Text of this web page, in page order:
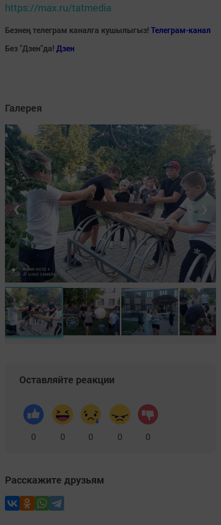
https://max.ru/tatmedia
Безнең телеграм каналга кушылыгыз! Телеграм-канал
Без "Дзен"да! Дзен
Галерея
❮ ❯
Оставляйте реакции
0 0 0 0 0
Расскажите друзьям